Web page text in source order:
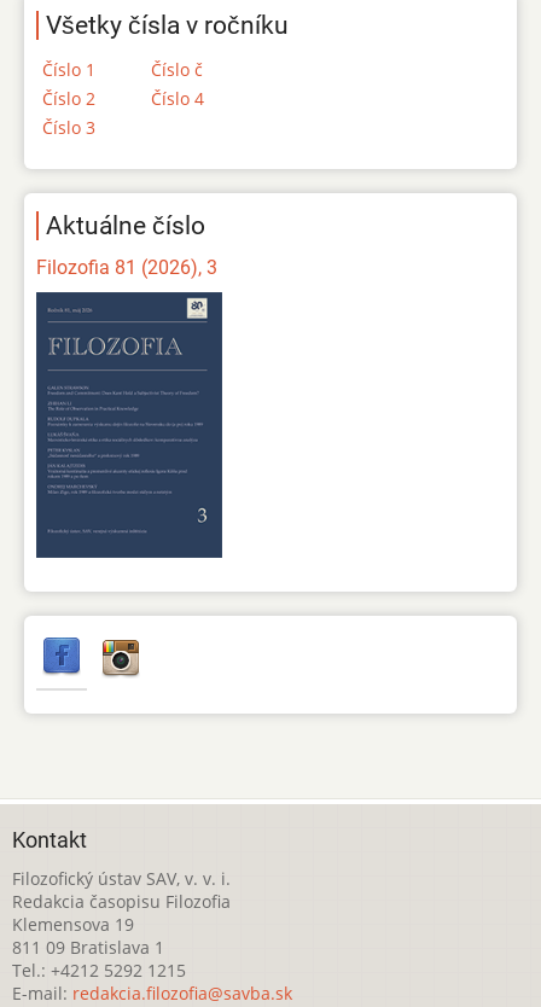
Všetky čísla v ročníku
Číslo 1
Číslo 2
Číslo 3
Číslo č
Číslo 4
Aktuálne číslo
Filozofia 81 (2026), 3
Kontakt
Filozofický ústav SAV, v. v. i.
Redakcia časopisu Filozofia
Klemensova 19
811 09 Bratislava 1
Tel.: +4212 5292 1215
E-mail: redakcia.filozofia@savba.sk